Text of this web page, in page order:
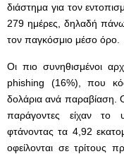
διάστημα για τον
279 ημέρες, δηλαδή
τον παγκόσμιο μέσο όρο.
Οι πιο συνηθισμένοι
phishing (16%), που
δολάρια ανά παραβίαση.
παράγοντες είχαν το
φτάνοντας τα 4,92
οφείλονται σε τρίτους